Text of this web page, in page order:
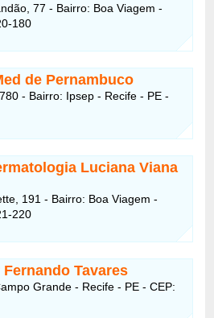
77 - Bairro: Boa Viagem -
180
de Pernambuco
- Bairro: Ipsep - Recife - PE -
Luciana Viana
191 - Bairro: Boa Viagem -
220
Tavares
Grande - Recife - PE - CEP: